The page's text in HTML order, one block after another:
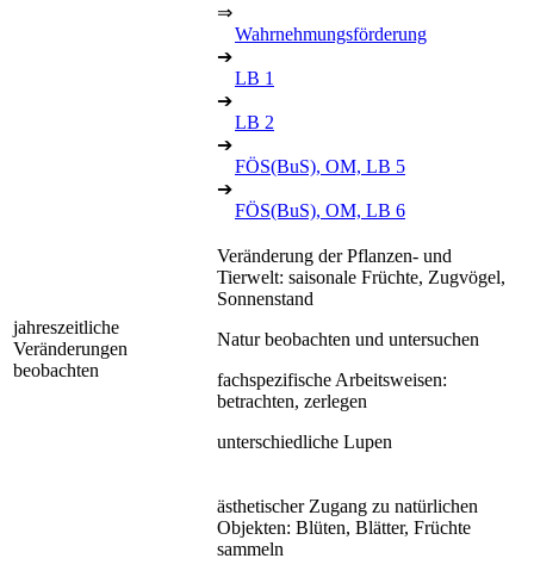
⇒
Wahrnehmungsförderung
➔
LB 1
➔
LB 2
➔
FÖS(BuS), OM, LB 5
➔
FÖS(BuS), OM, LB 6
jahreszeitliche
Veränderungen
beobachten
Veränderung der Pflanzen- und
Tierwelt: saisonale Früchte, Zugvögel,
Sonnenstand
Natur beobachten und untersuchen
fachspezifische Arbeitsweisen:
betrachten, zerlegen
unterschiedliche Lupen
ästhetischer Zugang zu natürlichen
Objekten: Blüten, Blätter, Früchte
sammeln